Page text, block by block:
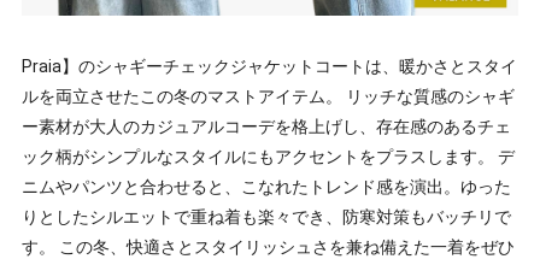
Praia】のシャギーチェックジャケットコートは、暖かさとスタイ
ルを両立させたこの冬のマストアイテム。 リッチな質感のシャギ
ー素材が大人のカジュアルコーデを格上げし、存在感のあるチェ
ック柄がシンプルなスタイルにもアクセントをプラスします。 デ
ニムやパンツと合わせると、こなれたトレンド感を演出。ゆった
りとしたシルエットで重ね着も楽々でき、防寒対策もバッチリで
す。 この冬、快適さとスタイリッシュさを兼ね備えた一着をぜひ